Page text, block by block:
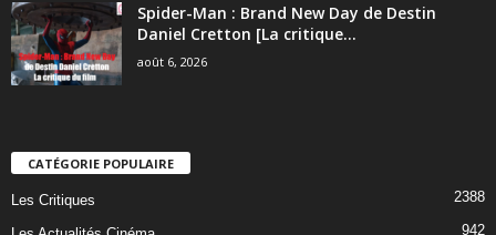
Spider-Man : Brand New Day de Destin
Daniel Cretton [La critique...
août 6, 2026
CATÉGORIE POPULAIRE
Les Critiques 2388
942